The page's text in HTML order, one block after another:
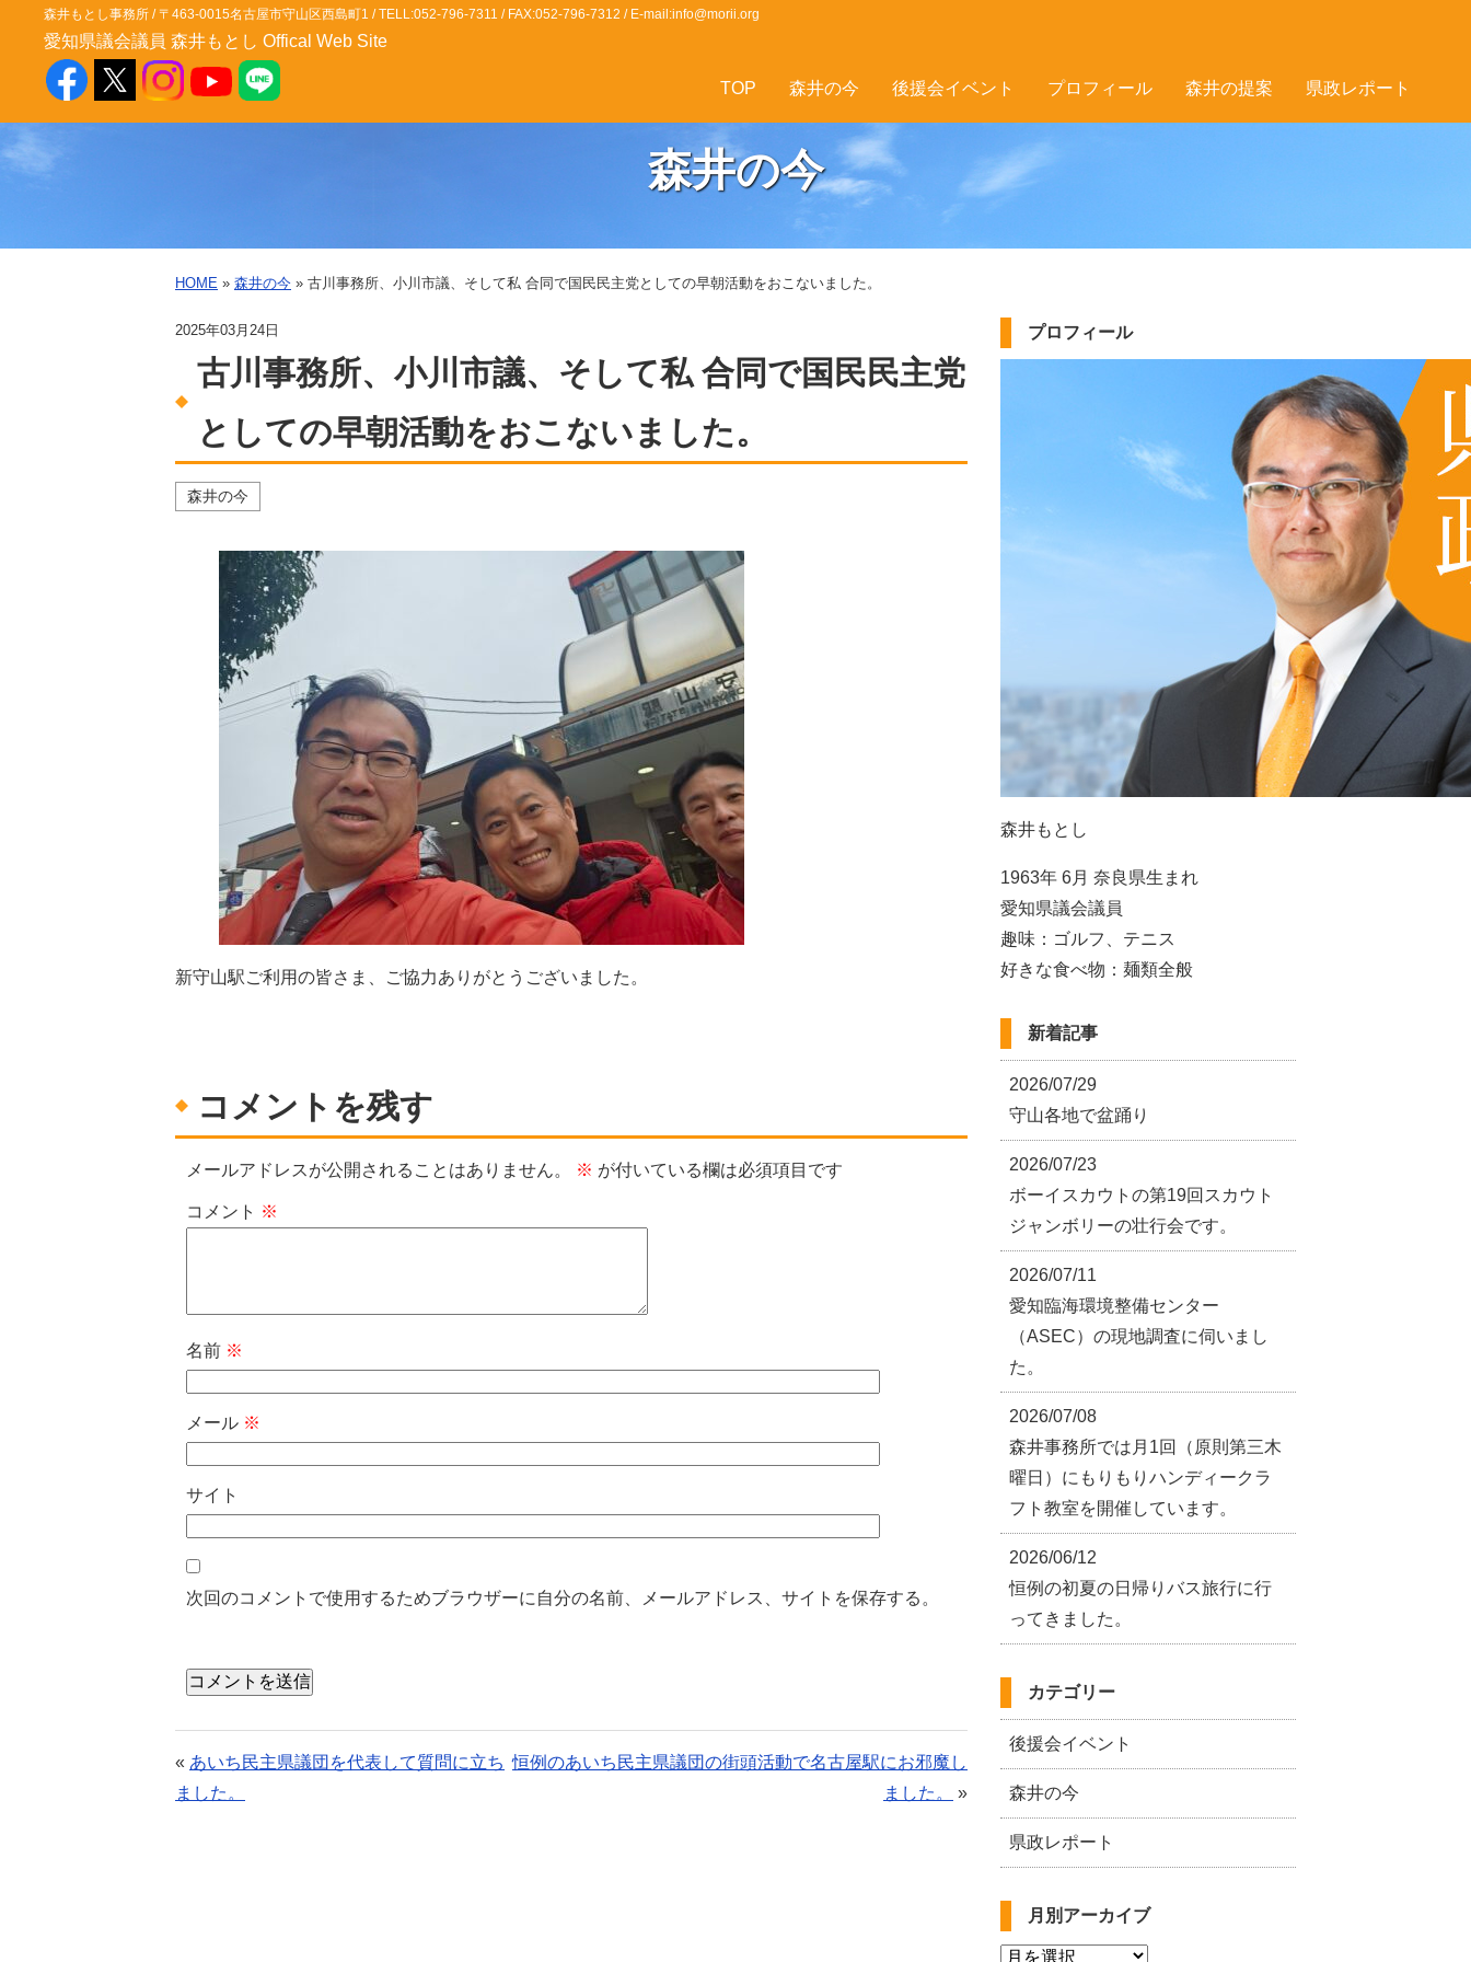
森井もとし事務所 / 〒463-0015名古屋市守山区西島町1 / TELL:052-796-7311 / FAX:052-796-7312 / E-mail:info@morii.org
愛知県議会議員 森井もとし Offical Web Site
TOP 森井の今 後援会イベント プロフィール 森井の提案 県政レポート
森井の今
HOME » 森井の今 » 古川事務所、小川市議、そして私 合同で国民民主党としての早朝活動をおこないました。
2025年03月24日
古川事務所、小川市議、そして私 合同で国民民主党
としての早朝活動をおこないました。
森井の今
新守山駅ご利用の皆さま、ご協力ありがとうございました。
コメントを残す
メールアドレスが公開されることはありません。 ※ が付いている欄は必須項目です
コメント ※
名前 ※
メール ※
サイト
次回のコメントで使用するためブラウザーに自分の名前、メールアドレス、サイトを保存する。
« あいち民主県議団を代表して質問に立ち
ました。
恒例のあいち民主県議団の街頭活動で名古屋駅にお邪魔し
ました。
»
プロフィール
森井もとし
1963年 6月 奈良県生まれ
愛知県議会議員
趣味：ゴルフ、テニス
好きな食べ物：麺類全般
新着記事
2026/07/29
守山各地で盆踊り
2026/07/23
ボーイスカウトの第19回スカウト
ジャンボリーの壮行会です。
2026/07/11
愛知臨海環境整備センター
（ASEC）の現地調査に伺いまし
た。
2026/07/08
森井事務所では月1回（原則第三木
曜日）にもりもりハンディークラ
フト教室を開催しています。
2026/06/12
恒例の初夏の日帰りバス旅行に行
ってきました。
カテゴリー
後援会イベント
森井の今
県政レポート
月別アーカイブ